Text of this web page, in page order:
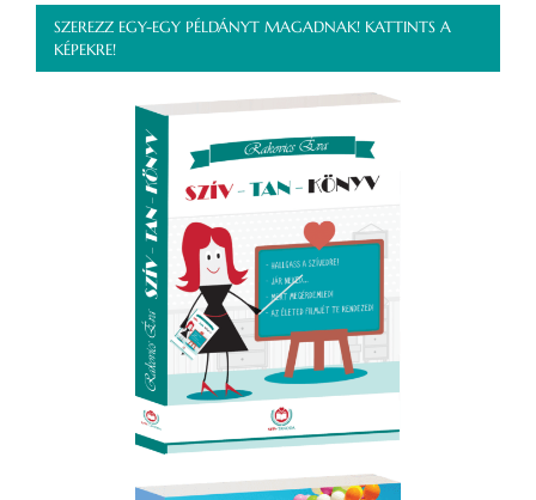
SZEREZZ EGY-EGY PÉLDÁNYT MAGADNAK! KATTINTS A
KÉPEKRE!